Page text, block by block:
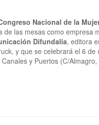
Nacional de la
de las mesas como empresa
Difundalia, editora
y que se celebrará el 6 de
y Puertos (C/Almagro,